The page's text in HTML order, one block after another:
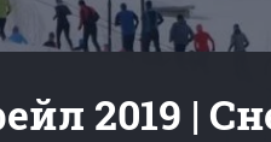
2019 |